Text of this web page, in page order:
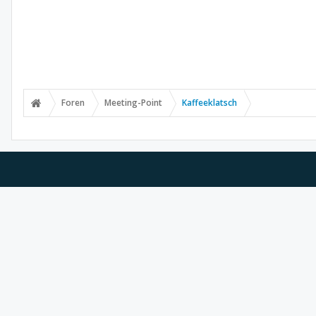
Foren Meeting-Point Kaffeeklatsch